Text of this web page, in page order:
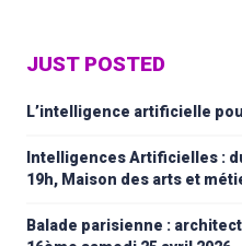
JUST POSTED
L’intelligence artificielle
Intelligences Artificielles :
19h, Maison des arts et
Balade parisienne :